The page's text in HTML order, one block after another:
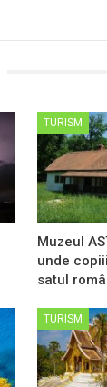
TURISM
Muzeul
unde
satul
TURISM